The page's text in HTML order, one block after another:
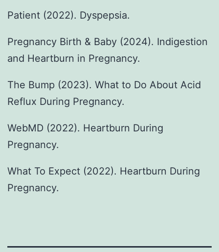
Patient (2022). Dyspepsia.
Pregnancy Birth & Baby (2024). Indigestion
and Heartburn in Pregnancy.
The Bump (2023). What to Do About Acid
Reflux During Pregnancy.
WebMD (2022). Heartburn During
Pregnancy.
What To Expect (2022). Heartburn During
Pregnancy.